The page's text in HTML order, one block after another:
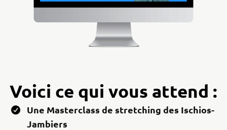
Voici ce qui vous attend :
Une Masterclass de stretching des Ischios-
Jambiers